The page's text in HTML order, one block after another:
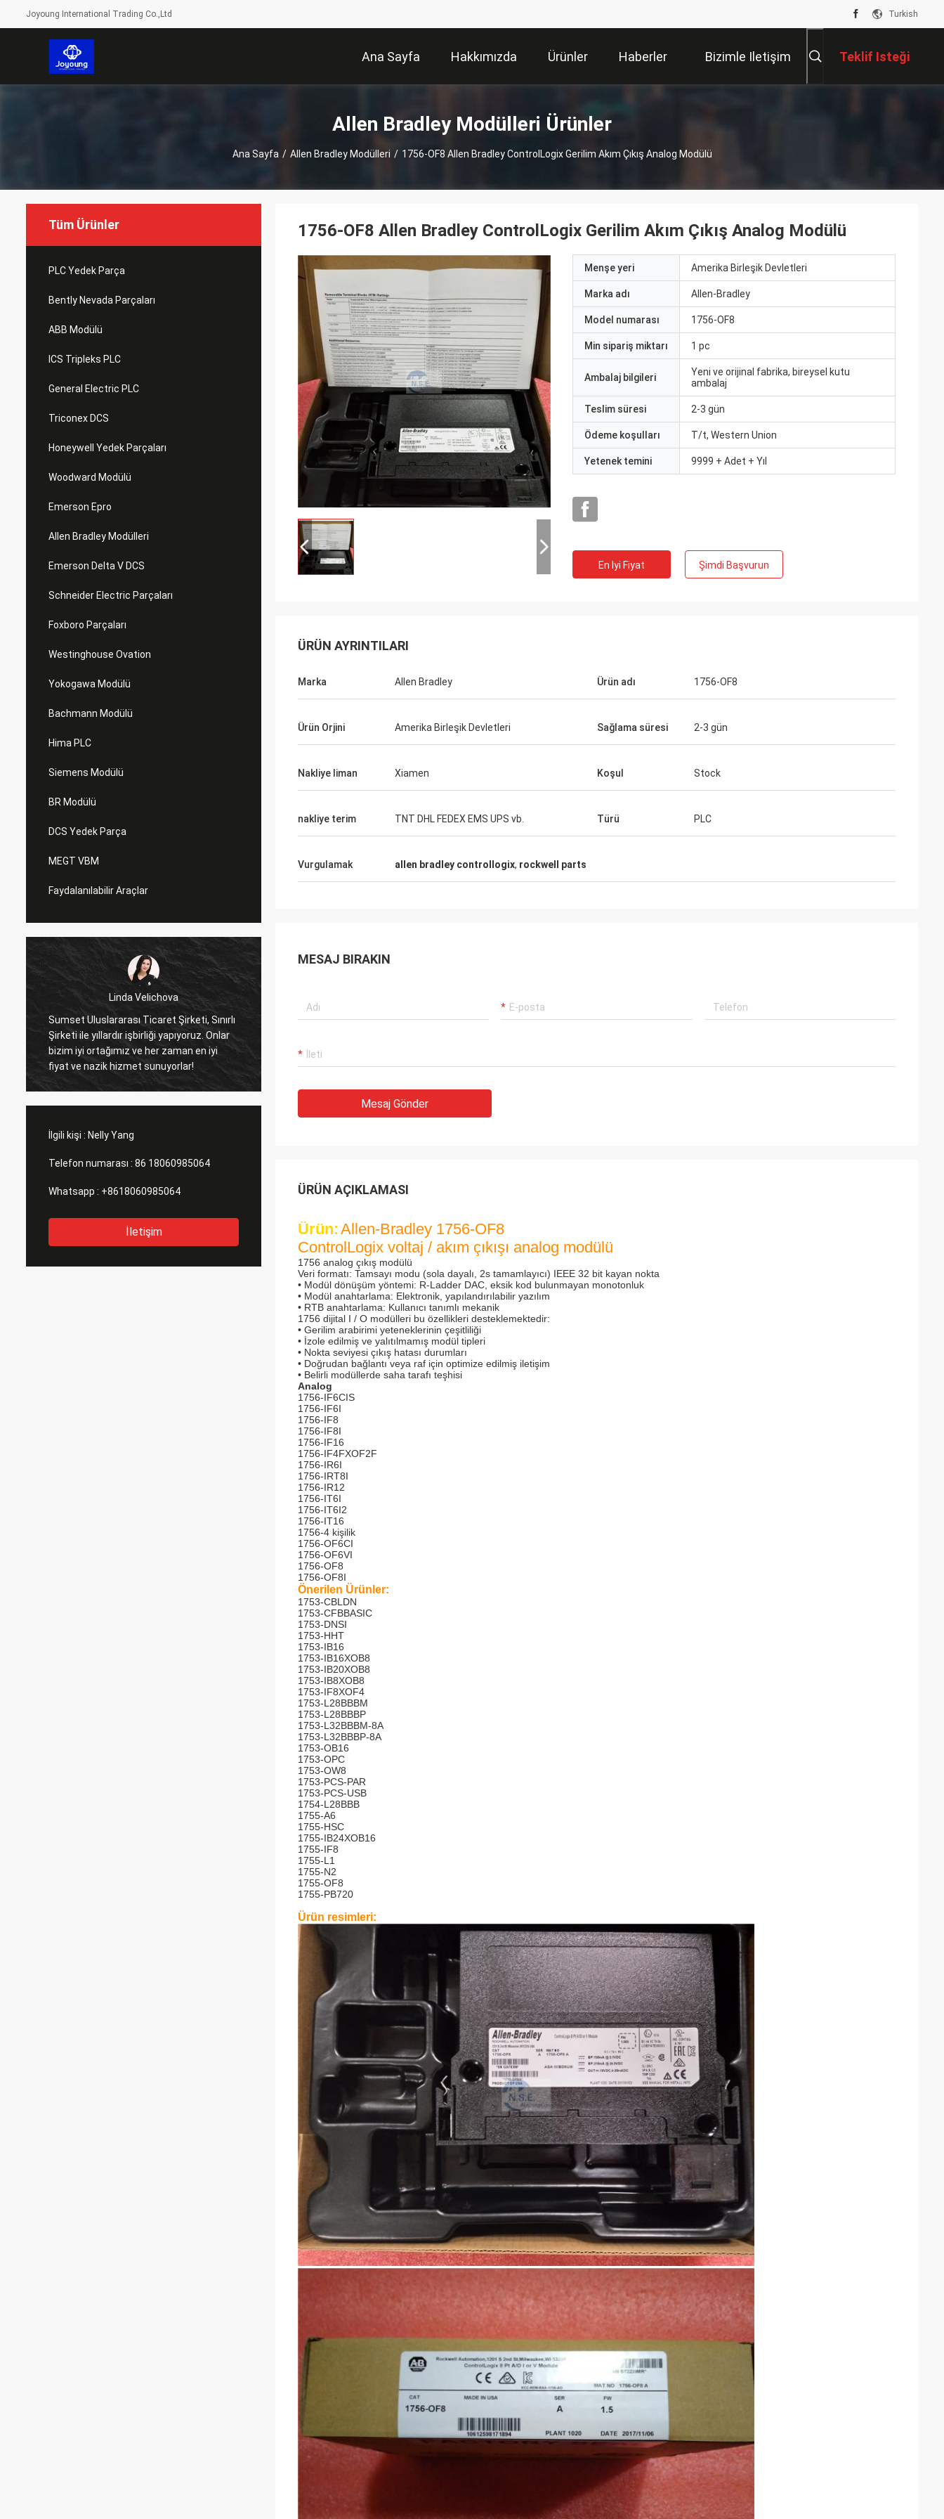
Joyoung International Trading Co.,Ltd Turkish
Ana Sayfa Hakkımızda Ürünler Haberler Bizimle Iletişim Teklif Isteği
Allen Bradley Modülleri Ürünler
Ana Sayfa / Allen Bradley Modülleri / 1756-OF8 Allen Bradley ControlLogix Gerilim Akım Çıkış Analog Modülü
Tüm Ürünler
PLC Yedek Parça
Bently Nevada Parçaları
ABB Modülü
ICS Tripleks PLC
General Electric PLC
Triconex DCS
Honeywell Yedek Parçaları
Woodward Modülü
Emerson Epro
Allen Bradley Modülleri
Emerson Delta V DCS
Schneider Electric Parçaları
Foxboro Parçaları
Westinghouse Ovation
Yokogawa Modülü
Bachmann Modülü
Hima PLC
Siemens Modülü
BR Modülü
DCS Yedek Parça
MEGT VBM
Faydalanılabilir Araçlar
Ticaret Şirketi, Sınırlı
yapıyoruz. Onlar
ve her zaman en iyi
sunuyorlar!
Rameshwar
Sumset International Trading Co., Limited
şirketi güvenilir bir ortağımızdır, ondan mal
ithal ediyoruz.
En iyi tedarikçimiz ve arkadaşımız Brown
onur duyuyoruz!
İlgili kişi : Nelly Yang
Telefon numarası : 86 18060985064
Whatsapp : +8618060985064
İletişim
1756-OF8 Allen Bradley ControlLogix Gerilim Akım Çıkış Analog Modülü
Menşe yeri Amerika Birleşik Devletleri
Marka adı Allen-Bradley
Model numarası 1756-OF8
Min sipariş miktarı 1 pc
Ambalaj bilgileri
Yeni ve orijinal fabrika, bireysel kutu
ambalaj
Teslim süresi 2-3 gün
Ödeme koşulları T/t, Western Union
Yetenek temini 9999 + Adet + Yıl
En Iyi Fiyat Şimdi Başvurun
ÜRÜN AYRINTILARI
Marka Allen Bradley Ürün adı 1756-OF8
Ürün Orjini Amerika Birleşik Devletleri Sağlama süresi 2-3 gün
Nakliye liman Xiamen Koşul Stock
nakliye terim TNT DHL FEDEX EMS UPS vb. Türü PLC
Vurgulamak allen bradley controllogix, rockwell parts
MESAJ BIRAKIN
Mesaj Gönder
ÜRÜN AÇIKLAMASI
Ürün:Allen-Bradley 1756-OF8
ControlLogix voltaj / akım çıkışı analog modülü
1756 analog çıkış modülü
Veri formatı: Tamsayı modu (sola dayalı, 2s tamamlayıcı) IEEE 32 bit kayan nokta
• Modül dönüşüm yöntemi: R-Ladder DAC, eksik kod bulunmayan monotonluk
• Modül anahtarlama: Elektronik, yapılandırılabilir yazılım
• RTB anahtarlama: Kullanıcı tanımlı mekanik
1756 dijital I / O modülleri bu özellikleri desteklemektedir:
• Gerilim arabirimi yeteneklerinin çeşitliliği
• İzole edilmiş ve yalıtılmamış modül tipleri
• Nokta seviyesi çıkış hatası durumları
• Doğrudan bağlantı veya raf için optimize edilmiş iletişim
• Belirli modüllerde saha tarafı teşhisi
Analog
1756-IF6CIS
1756-IF6I
1756-IF8
1756-IF8I
1756-IF16
1756-IF4FXOF2F
1756-IR6I
1756-IRT8I
1756-IR12
1756-IT6I
1756-IT6I2
1756-IT16
1756-4 kişilik
1756-OF6CI
1756-OF6VI
1756-OF8
1756-OF8I
Önerilen Ürünler:
1753-CBLDN
1753-CFBBASIC
1753-DNSI
1753-HHT
1753-IB16
1753-IB16XOB8
1753-IB20XOB8
1753-IB8XOB8
1753-IF8XOF4
1753-L28BBBM
1753-L28BBBP
1753-L32BBBM-8A
1753-L32BBBP-8A
1753-OB16
1753-OPC
1753-OW8
1753-PCS-PAR
1753-PCS-USB
1754-L28BBB
1755-A6
1755-HSC
1755-IB24XOB16
1755-IF8
1755-L1
1755-N2
1755-OF8
1755-PB720
Ürün resimleri: